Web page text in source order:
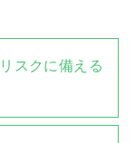
スクに備える